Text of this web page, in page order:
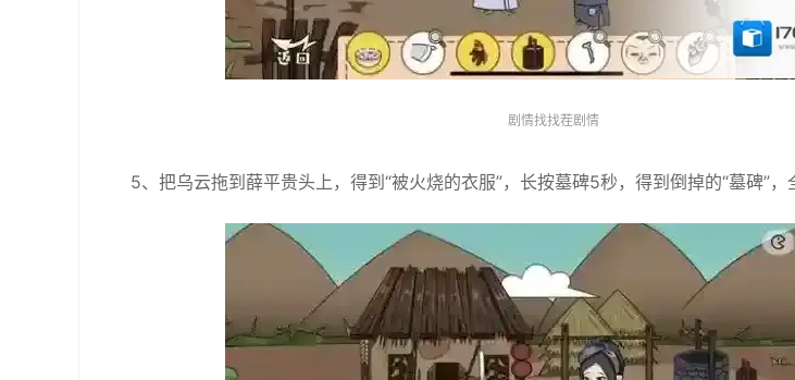
剧情找找茬剧情
5、把乌云拖到薛平贵头上，得到“被火烧的衣服”，长按墓碑5秒，得到倒掉的“墓碑”，